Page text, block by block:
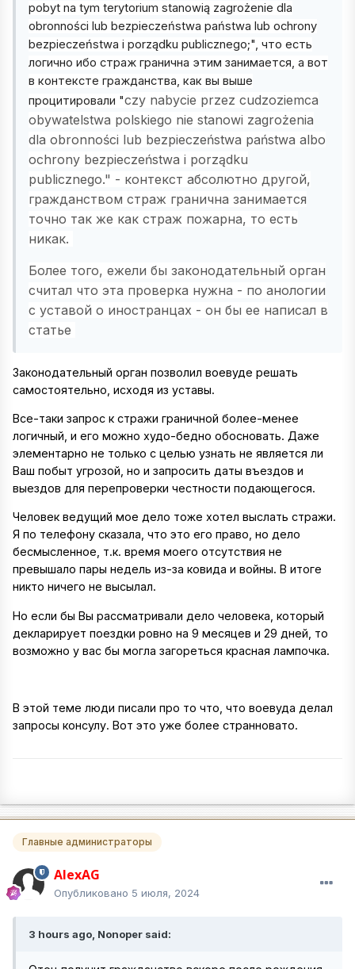
pobyt na tym terytorium stanowią zagrożenie dla
obronności lub bezpieczeństwa państwa lub ochrony
bezpieczeństwa i porządku publicznego;", что есть
логично ибо страж гранична этим занимается, а вот
в контексте гражданства, как вы выше
процитировали "czy nabycie przez cudzoziemca
obywatelstwa polskiego nie stanowi zagrożenia
dla obronności lub bezpieczeństwa państwa albo
ochrony bezpieczeństwa i porządku
publicznego." - контекст абсолютно другой,
гражданством страж гранична занимается
точно так же как страж пожарна, то есть
никак.
Более того, ежели бы законодательный орган
считал что эта проверка нужна - по анологии
с уставой о иностранцах - он бы ее написал в
статье
Законодательный орган позволил воевуде решать
самостоятельно, исходя из уставы.
Все-таки запрос к стражи граничной более-менее
логичный, и его можно худо-бедно обосновать. Даже
элементарно не только с целью узнать не является ли
Ваш побыт угрозой, но и запросить даты въездов и
выездов для перепроверки честности подающегося.
Человек ведущий мое дело тоже хотел выслать стражи.
Я по телефону сказала, что это его право, но дело
бесмысленное, т.к. время моего отсутствия не
превышало пары недель из-за ковида и войны. В итоге
никто ничего не высылал.
Но если бы Вы рассматривали дело человека, который
декларирует поездки ровно на 9 месяцев и 29 дней, то
возможно у вас бы могла загореться красная лампочка.
В этой теме люди писали про то что, что воевуда делал
запросы консулу. Вот это уже более странновато.
Главные администраторы
AlexAG
Опубликовано 5 июля, 2024
3 hours ago, Nonoper said: